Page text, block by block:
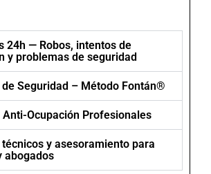
24h — Robos, intentos de
y problemas de seguridad
Seguridad – Método Fontán®
Anti-Ocupación Profesionales
y asesoramiento para
abogados